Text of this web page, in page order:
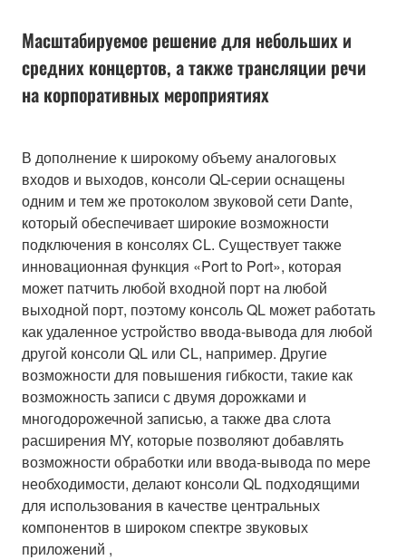
Масштабируемое решение для небольших и
средних концертов, а также трансляции речи
на корпоративных мероприятиях
В дополнение к широкому объему аналоговых
входов и выходов, консоли QL-серии оснащены
одним и тем же протоколом звуковой сети Dante,
который обеспечивает широкие возможности
подключения в консолях CL. Существует также
инновационная функция «Port to Port», которая
может патчить любой входной порт на любой
выходной порт, поэтому консоль QL может работать
как удаленное устройство ввода-вывода для любой
другой консоли QL или CL, например. Другие
возможности для повышения гибкости, такие как
возможность записи с двумя дорожками и
многодорожечной записью, а также два слота
расширения MY, которые позволяют добавлять
возможности обработки или ввода-вывода по мере
необходимости, делают консоли QL подходящими
для использования в качестве центральных
компонентов в широком спектре звуковых
приложений ,